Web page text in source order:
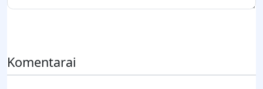
Komentarai